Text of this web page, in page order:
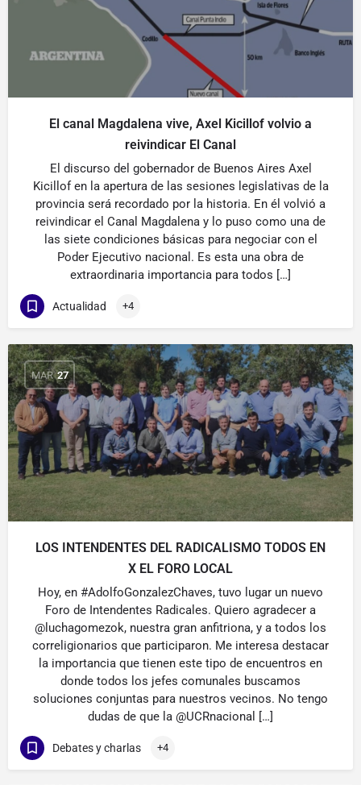
El canal Magdalena vive, Axel Kicillof volvio a
reivindicar El Canal
El discurso del gobernador de Buenos Aires Axel
Kicillof en la apertura de las sesiones legislativas de la
provincia será recordado por la historia. En él volvió a
reivindicar el Canal Magdalena y lo puso como una de
las siete condiciones básicas para negociar con el
Poder Ejecutivo nacional. Es esta una obra de
extraordinaria importancia para todos […]
Actualidad +4
MAR 27
LOS INTENDENTES DEL RADICALISMO TODOS EN
X EL FORO LOCAL
Hoy, en #AdolfoGonzalezChaves, tuvo lugar un nuevo
Foro de Intendentes Radicales. Quiero agradecer a
@luchagomezok, nuestra gran anfitriona, y a todos los
correligionarios que participaron. Me interesa destacar
la importancia que tienen este tipo de encuentros en
donde todos los jefes comunales buscamos
soluciones conjuntas para nuestros vecinos. No tengo
dudas de que la @UCRnacional […]
Debates y charlas +4